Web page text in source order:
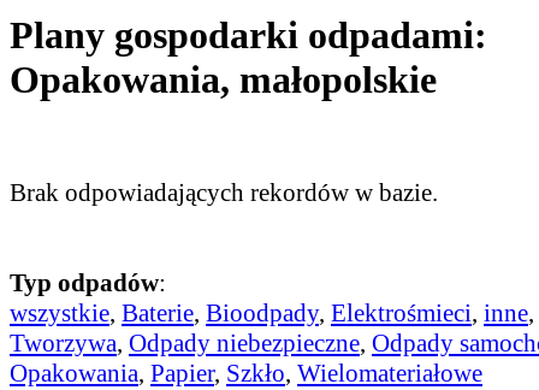
Plany gospodarki odpadami:
Opakowania, małopolskie
Brak odpowiadających rekordów w bazie.
Typ odpadów:
wszystkie, Baterie, Bioodpady, Elektrośmieci, inne,
Tworzywa, Odpady niebezpieczne, Odpady
Opakowania, Papier, Szkło, Wielomateriałowe